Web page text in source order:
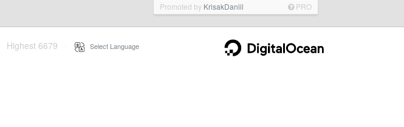
Promoted by KrisakDaniil PRO
Highest 6679 Select Language